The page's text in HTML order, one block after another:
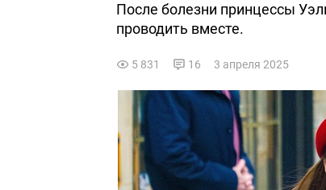
После болезни принцессы
проводить вместе.
5 831 16 3 апреля 2025